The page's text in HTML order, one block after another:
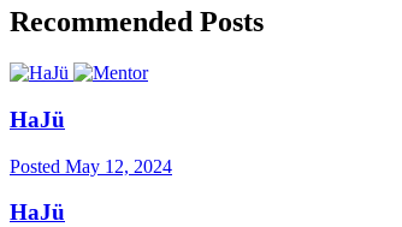
Recommended Posts
HaJü
Posted May 12, 2024
HaJü